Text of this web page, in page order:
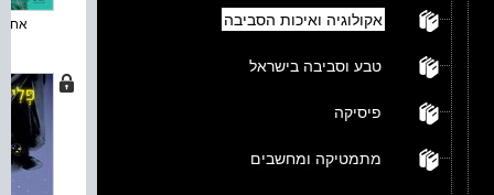
אקולוגיה ואיכות הסביבה
טבע וסביבה בישראל
פיסיקה
מתמטיקה ומחשבים
אח